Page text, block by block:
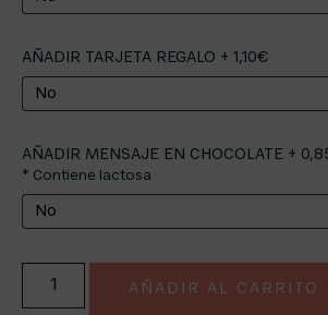
AÑADIR TARJETA REGALO + 1,10€
AÑADIR MENSAJE EN CHOCOLATE +
* Contiene lactosa
AÑADIR AL CARRITO